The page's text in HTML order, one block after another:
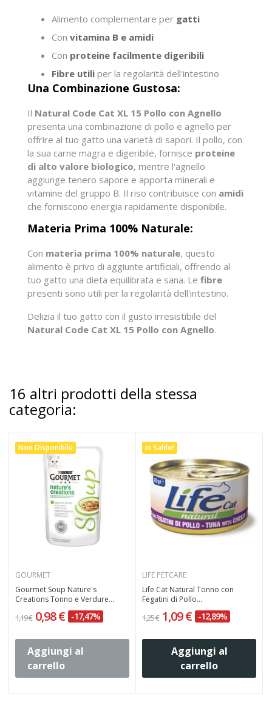
Alimento complementare per gatti
Con vitamina B e amidi
Con proteine facilmente digeribili
Fibre utili per la regolarità dell'intestino
Una Combinazione Gustosa:
Il Natural Code Cat XL 15 Pollo con Agnello
presenta una combinazione di pollo e agnello per
offrire al tuo gatto una varietà di sapori. Il pollo, con
la sua carne magra e digeribile, fornisce proteine
di alto valore biologico, mentre l'agnello
aggiunge tenero sapore e apporta minerali e
vitamine del gruppo B. Il riso contribuisce con amidi
che forniscono energia rapidamente disponibile.
Materia Prima 100% Naturale:
Con materia prima 100% naturale, questo
alimento è privo di aggiunte artificiali, offrendo al
tuo gatto una dieta equilibrata e sana. Le fibre
presenti sono utili per la regolarità dell'intestino.
Delizia il tuo gatto con il gusto irresistibile del
Natural Code Cat XL 15 Pollo con Agnello.
16 altri prodotti della stessa
categoria:
Non Disponibile
GOURMET
Gourmet Soup Nature's
Creations Tonno e Verdure...
1,19 € 0,98 € -17,47%
Aggiungi al
carrello
In Saldo!
LIFE PETCARE
Life Cat Natural Tonno con
Fegatini di Pollo...
1,25 € 1,09 € -12,89%
Aggiungi al
carrello